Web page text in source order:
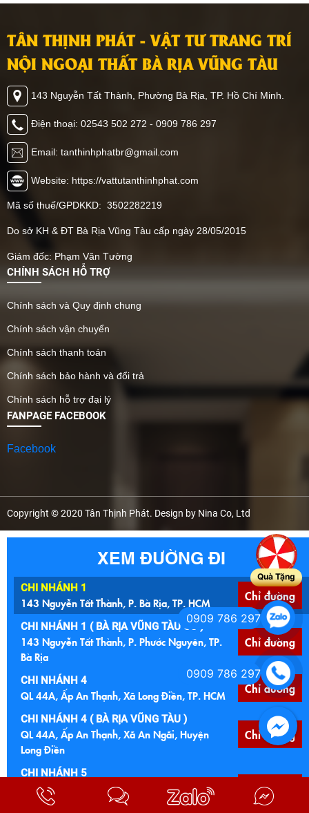
TÂN THỊNH PHÁT - VẬT TƯ TRANG TRÍ
NỘI NGOẠI THẤT BÀ RỊA VŨNG TÀU
143 Nguyễn Tất Thành, Phường Bà Rịa, TP. Hồ Chí Minh.
Điện thoại: 02543 502 272 - 0909 786 297
Email: tanthinhphatbr@gmail.com
Website: https://vattutanthinhphat.com
Mã số thuế/GPDKKD: 3502282219
Do sở KH & ĐT Bà Rịa Vũng Tàu cấp ngày 28/05/2015
Giám đốc: Phạm Văn Tường
CHÍNH SÁCH HỖ TRỢ
Chính sách và Quy định chung
Chính sách vận chuyển
Chính sách thanh toán
Chính sách bảo hành và đổi trả
Chính sách hỗ trợ đại lý
FANPAGE FACEBOOK
Facebook
Copyright © 2020 Tân Thịnh Phát. Design by Nina Co, Ltd
XEM ĐƯỜNG ĐI
CHI NHÁNH 1
143 Nguyễn Tất Thành, P. Bà Rịa, TP. HCM Chỉ đường
CHI NHÁNH 1 ( BÀ RỊA VŨNG TÀU CŨ )
143 Nguyễn Tất Thành, P. Phước Nguyên, TP.
Bà Rịa
Chỉ đường
CHI NHÁNH 4
QL 44A, Ấp An Thạnh, Xã Long Điền, TP. HCM Chỉ đường
CHI NHÁNH 4 ( BÀ RỊA VŨNG TÀU )
QL 44A, Ấp An Thạnh, Xã An Ngãi, Huyện
Long Điền
Chỉ đường
CHI NHÁNH 5
Ngã 4 Núi Đất, 122 Quốc lộ 56, P. Tam Long,
TP. HCM
Chỉ đường
Quà Tặng
0909 786 297
0909 786 297